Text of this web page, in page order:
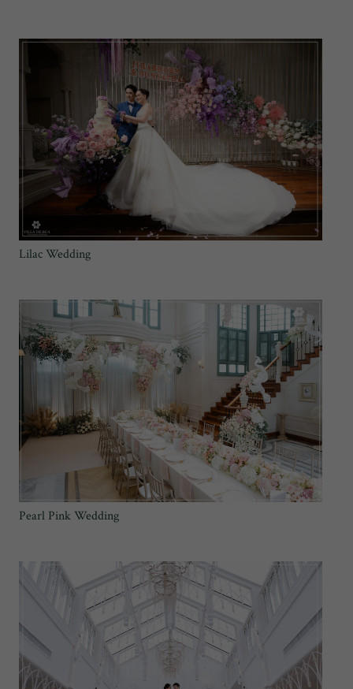
Lilac Wedding
Pearl Pink Wedding